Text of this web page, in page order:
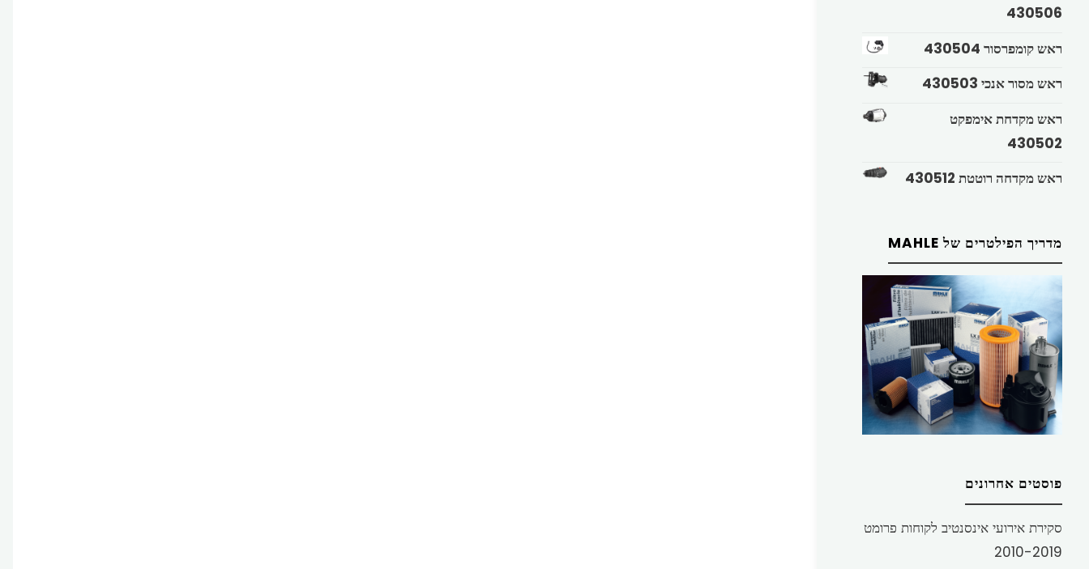
430506
ראש קומפרסור 430504
ראש מסור אנכי 430503
ראש מקדחת אימפקט
430502
ראש מקדחה רוטטת 430512
מדריך הפילטרים של MAHLE
פוסטים אחרונים
סקירת אירועי אינסנטיב לקוחות פרומט
2010-2019